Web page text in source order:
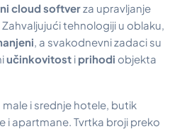
cloud softverza upravljanje
tehnologiji u oblaku,
, a svakodnevni zadaci su
učinkovitost i prihodi objekta
i srednje hotele, butik
i apartmane. Tvrtka broji preko